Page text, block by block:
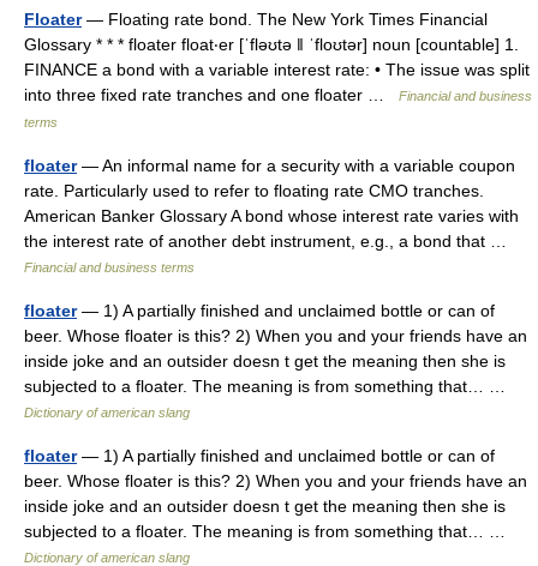
Floater— Floating rate bond. The New York Times Financial
Glossary * * * floater float‧er [ˈfləʊtə ǁ ˈfloʊtər] noun [countable] 1.
FINANCE a bond with a variable interest rate: • The issue was split
into three fixed rate tranches and one floater …
Financial and business
terms
floater— An informal name for a security with a variable coupon
rate. Particularly used to refer to floating rate CMO tranches.
American Banker Glossary A bond whose interest rate varies with
the interest rate of another debt instrument, e.g., a bond that …
Financial and business terms
floater— 1) A partially finished and unclaimed bottle or can of
beer. Whose floater is this? 2) When you and your friends have an
inside joke and an outsider doesn t get the meaning then she is
subjected to a floater. The meaning is from something that… …
Dictionary of american slang
floater— 1) A partially finished and unclaimed bottle or can of
beer. Whose floater is this? 2) When you and your friends have an
inside joke and an outsider doesn t get the meaning then she is
subjected to a floater. The meaning is from something that… …
Dictionary of american slang